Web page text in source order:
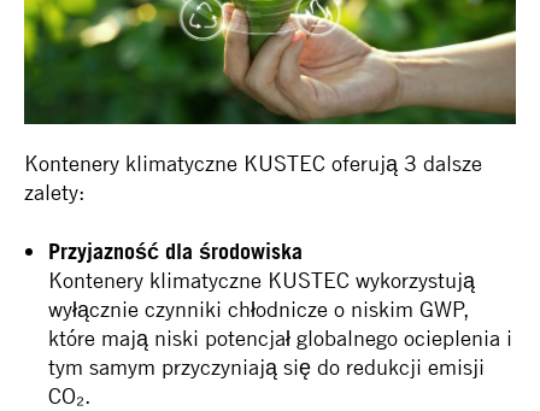
Kontenery klimatyczne KUSTEC oferują 3 dalsze
zalety:
Przyjazność dla środowiska
Kontenery klimatyczne KUSTEC wykorzystują
wyłącznie czynniki chłodnicze o niskim GWP,
które mają niski potencjał globalnego ocieplenia i
tym samym przyczyniają się do redukcji emisji
CO₂.